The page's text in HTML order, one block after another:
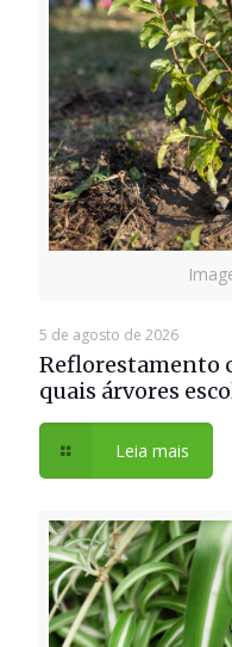
5 de agosto de 2026
Reflorestamento
quais árvores
Leia mais